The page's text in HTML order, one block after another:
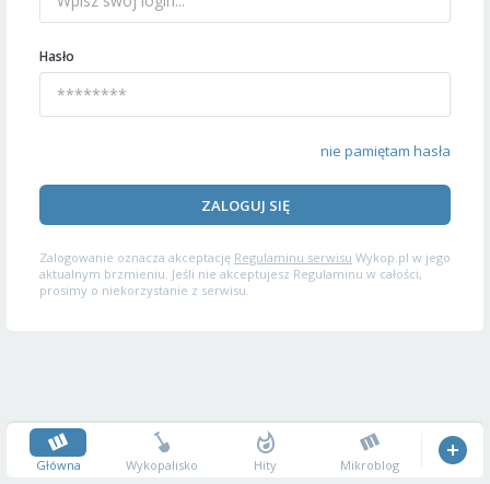
Hasło
nie pamiętam hasła
ZALOGUJ SIĘ
Zalogowanie oznacza akceptację Regulaminu serwisu Wykop.pl w jego
aktualnym brzmieniu. Jeśli nie akceptujesz Regulaminu w całości,
prosimy o niekorzystanie z serwisu.
Główna Wykopalisko Hity Mikroblog